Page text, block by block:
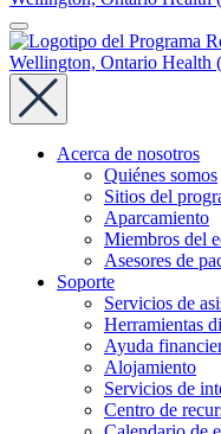
Acerca de nosotros
Quiénes somos
Sitios del
Aparcamiento
Miembros del
Asesores de
Soporte
Servicios de
Herramientas
Ayuda
Alojamiento
Servicios de
Centro de